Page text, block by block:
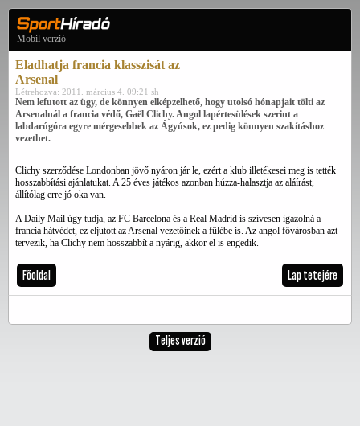
Mobil verzió
Eladhatja francia klasszisát az
Arsenal
Létrehozva: 2011. március 4. 09:21 sh
Nem lefutott az ügy, de könnyen elképzelhető, hogy utolsó hónapjait tölti az
Arsenalnál a francia védő, Gaël Clichy. Angol lapértesülések szerint a
labdarúgóra egyre mérgesebbek az Ágyúsok, ez pedig könnyen szakításhoz
vezethet.
Clichy szerződése Londonban jövő nyáron jár le, ezért a klub illetékesei meg is tették
hosszabbítási ajánlatukat. A 25 éves játékos azonban húzza-halasztja az aláírást,
állítólag erre jó oka van.
A Daily Mail úgy tudja, az FC Barcelona és a Real Madrid is szívesen igazolná a
francia hátvédet, ez eljutott az Arsenal vezetőinek a fülébe is. Az angol fővárosban azt
tervezik, ha Clichy nem hosszabbít a nyárig, akkor el is engedik.
Főoldal Lap tetejére
Teljes verzió